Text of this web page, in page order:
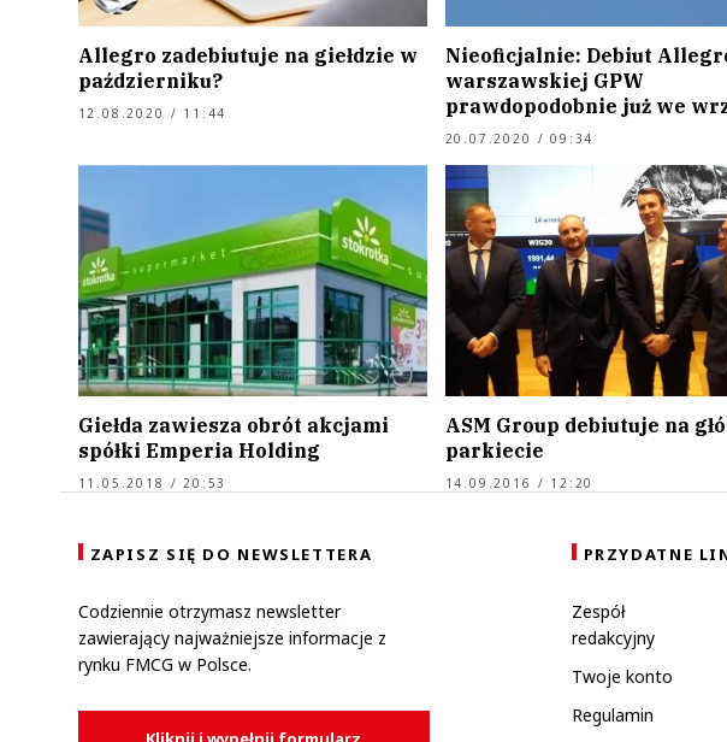
Allegro zadebiutuje na giełdzie w
październiku?
12.08.2020 / 11:44
Nieoficjalnie: Debiut
warszawskiej GPW
prawdopodobnie już we
20.07.2020 / 09:34
Giełda zawiesza obrót akcjami
spółki Emperia Holding
11.05.2018 / 20:53
ASM Group debiutuje na
parkiecie
14.09.2016 / 12:20
ZAPISZ SIĘ DO NEWSLETTERA
Codziennie otrzymasz newsletter
zawierający najważniejsze informacje z
rynku FMCG w Polsce.
PRZYDATNE
Zespół
redakcyjny
Twoje konto
Regulamin